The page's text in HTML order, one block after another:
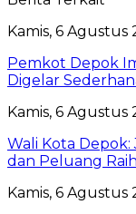
Kamis, 6 Agustus
Pemkot Depok
Digelar
Kamis, 6 Agustus
Wali Kota Depok:
dan Peluang
Kamis, 6 Agustus